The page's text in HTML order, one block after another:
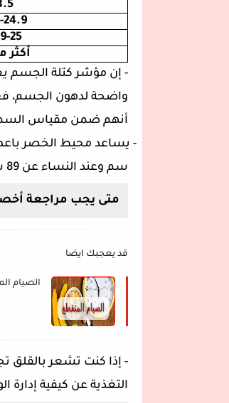
24.9
25
أكثر
- إن مؤشر كتلة الجسم
واضحة لدهون الجسم،
أنهم ضمن مقياس
سم وعند النساء عن 89 سم فهذا يدل أنهم يعانون من السمنة.
متى يجب مراجعة
قد يعجبك ايضا
الصيام
- إذا كنت تشعر بالقلق
التغذية عن كيفية